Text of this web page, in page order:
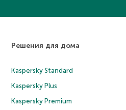
Решения для дома
Kaspersky Standard
Kaspersky Plus
Kaspersky Premium